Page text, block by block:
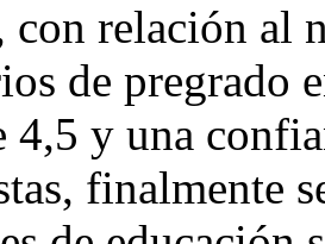
con relación al
de pregrado
4,5 y una
finalmente